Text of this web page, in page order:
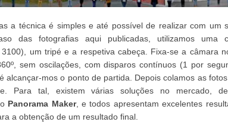
a técnica é simples e até possível de realizar com um
das fotografias aqui publicadas, utilizamos uma
um tripé e a respetiva cabeça. Fixa-se a câmara
sem oscilações, com disparos contínuos (1 por
alcançar-mos o ponto de partida. Depois colamos as
Para tal, existem várias soluções no mercado,
Panorama Maker, e todos apresentam excelentes
a obtenção de um resultado final.